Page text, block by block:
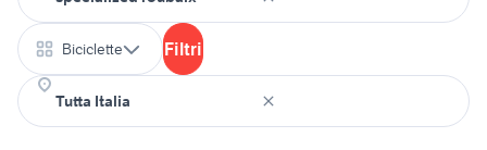
Biciclette Filtri